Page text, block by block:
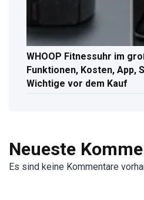
WHOOP Fitnessuhr im
Funktionen, Kosten, App,
Wichtige vor dem Kauf
Neueste
Es sind keine Kommentare